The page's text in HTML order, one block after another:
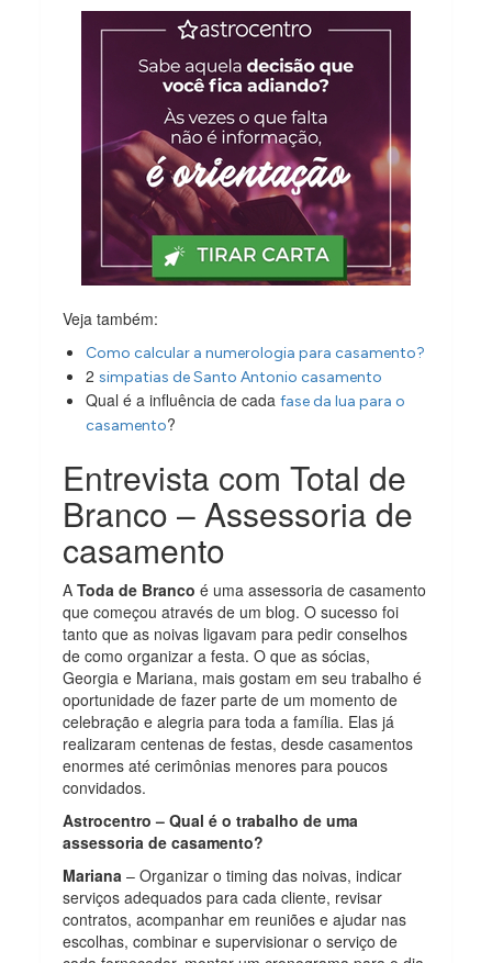
Veja também:
Como calcular a numerologia para casamento?
2simpatias de Santo Antonio casamento
Qual é a influência de cadafase da lua para o
casamento?
Entrevista com Total de
Branco – Assessoria de
casamento
AToda de Branco é uma assessoria de casamento
que começou através de um blog. O sucesso foi
tanto que as noivas ligavam para pedir conselhos
de como organizar a festa. O que as sócias,
Georgia e Mariana, mais gostam em seu trabalho é
oportunidade de fazer parte de um momento de
celebração e alegria para toda a família. Elas já
realizaram centenas de festas, desde casamentos
enormes até cerimônias menores para poucos
convidados.
Astrocentro – Qual é o trabalho de uma
assessoria de casamento?
Mariana – Organizar o timing das noivas, indicar
serviços adequados para cada cliente, revisar
contratos, acompanhar em reuniões e ajudar nas
escolhas, combinar e supervisionar o serviço de